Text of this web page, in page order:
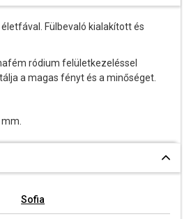
Fülbevaló kialakított és
ródium felületkezeléssel
a magas fényt és a minőséget.
Sofia